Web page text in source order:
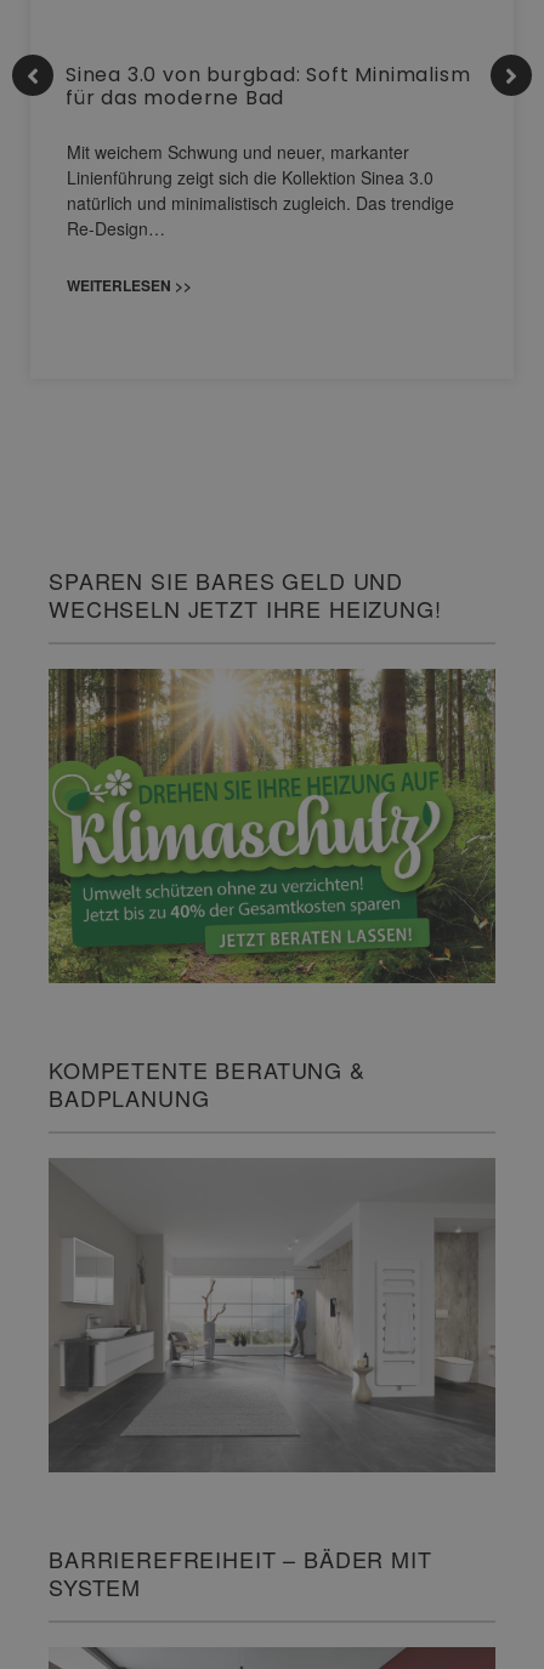
Sinea 3.0 von burgbad: Soft Minimalism
für das moderne Bad
Mit weichem Schwung und neuer, markanter
Linienführung zeigt sich die Kollektion Sinea 3.0
natürlich und minimalistisch zugleich. Das trendige
Re-Design…
WEITERLESEN >>
SPAREN SIE BARES GELD UND
WECHSELN JETZT IHRE HEIZUNG!
KOMPETENTE BERATUNG &
BADPLANUNG
BARRIEREFREIHEIT – BÄDER MIT
SYSTEM